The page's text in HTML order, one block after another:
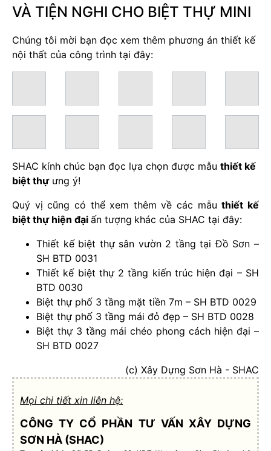
VÀ TIỆN NGHI CHO BIỆT THỰ MINI
Chúng tôi mời bạn đọc xem thêm phương án thiết kế
nội thất của công trình tại đây:
SHAC kính chúc bạn đọc lựa chọn được mẫu thiết kế
biệt thựưng ý!
Quý vị cũng có thể xem thêm về các mẫuthiết kế
biệt thự hiện đại ấn tượng khác của SHAC tại đây:
Thiết kế biệt thự sân vườn 2 tầng tại Đồ Sơn –
SH BTD 0031
Thiết kế biệt thự 2 tầng kiến trúc hiện đại – SH
BTD 0030
Biệt thự phố 3 tầng mặt tiền 7m – SH BTD 0029
Biệt thự phố 3 tầng mái đỏ đẹp – SH BTD 0028
Biệt thự 3 tầng mái chéo phong cách hiện đại –
SH BTD 0027
(c) Xây Dựng Sơn Hà - SHAC
Mọi chi tiết xin liên hệ:
CÔNG TY CỔ PHẦN TƯ VẤN XÂY DỰNG
SƠN HÀ (SHAC)